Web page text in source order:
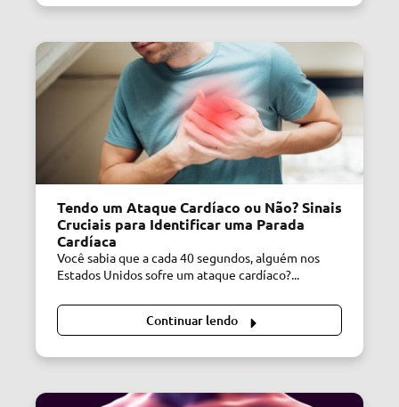
Tendo um Ataque Cardíaco ou Não? Sinais
Cruciais para Identificar uma Parada
Cardíaca
Você sabia que a cada 40 segundos, alguém nos
Estados Unidos sofre um ataque cardíaco?...
Continuar lendo